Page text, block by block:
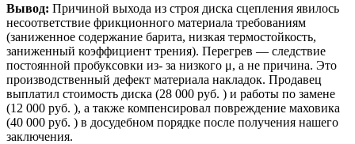
Вывод: Причиной выхода из строя диска сцепления явилось
несоответствие фрикционного материала требованиям
(заниженное содержание барита, низкая термостойкость,
заниженный коэффициент трения). Перегрев — следствие
постоянной пробуксовки из- за низкого μ, а не причина. Это
производственный дефект материала накладок. Продавец
выплатил стоимость диска (28 000 руб. ) и работы по замене
(12 000 руб. ), а также компенсировал повреждение маховика
(40 000 руб. ) в досудебном порядке после получения нашего
заключения.